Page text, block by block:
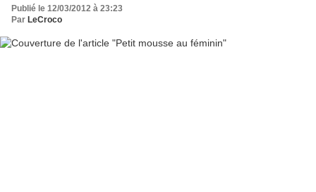
Publié le 12/03/2012 à 23:23
Par LeCroco